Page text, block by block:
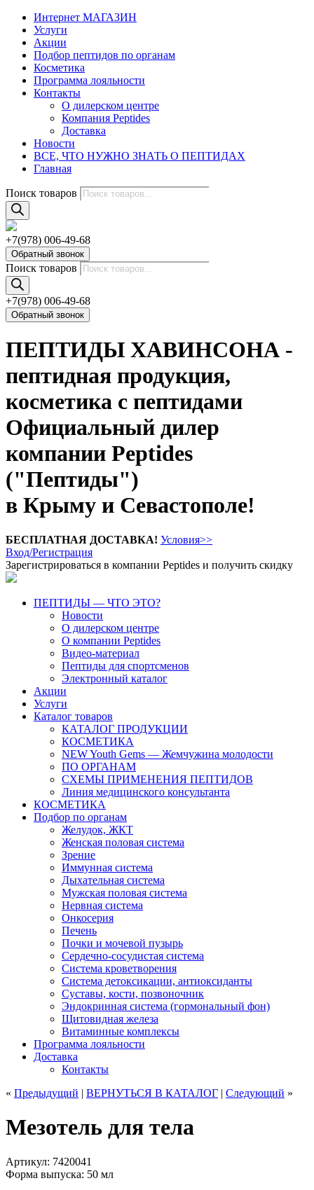
Интернет МАГАЗИН
Услуги
Акции
Подбор пептидов по органам
Косметика
Программа лояльности
Контакты
О дилерском центре
Компания Peptides
Доставка
Новости
ВСЕ, ЧТО НУЖНО ЗНАТЬ О ПЕПТИДАХ
Главная
Поиск товаров
+7(978) 006-49-68
Обратный звонок
Поиск товаров
+7(978) 006-49-68
Обратный звонок
ПЕПТИДЫ ХАВИНСОНА -
пептидная продукция,
косметика с пептидами
Официальный дилер
компании Peptides
("Пептиды")
в Крыму и Севастополе!
БЕСПЛАТНАЯ ДОСТАВКА! Условия>>
Вход/Регистрация
Зарегистрироваться в компании Peptides и получить скидку
ПЕПТИДЫ — ЧТО ЭТО?
Новости
О дилерском центре
О компании Peptides
Видео-материал
Пептиды для спортсменов
Электронный каталог
Акции
Услуги
Каталог товаров
КАТАЛОГ ПРОДУКЦИИ
КОСМЕТИКА
NEW Youth Gems — Жемчужина молодости
ПО ОРГАНАМ
СХЕМЫ ПРИМЕНЕНИЯ ПЕПТИДОВ
Линия медицинского консультанта
КОСМЕТИКА
Подбор по органам
Желудок, ЖКТ
Женская половая система
Зрение
Иммунная система
Дыхательная система
Мужская половая система
Нервная система
Онкосерия
Печень
Почки и мочевой пузырь
Сердечно-сосудистая система
Система кроветворения
Система детоксикации, антиоксиданты
Суставы, кости, позвоночник
Эндокринная система (гормональный фон)
Щитовидная железа
Витаминные комплексы
Программа лояльности
Доставка
Контакты
« Предыдущий | ВЕРНУТЬСЯ В КАТАЛОГ | Следующий »
Мезотель для тела
Артикул: 7420041
Форма выпуска: 50 мл